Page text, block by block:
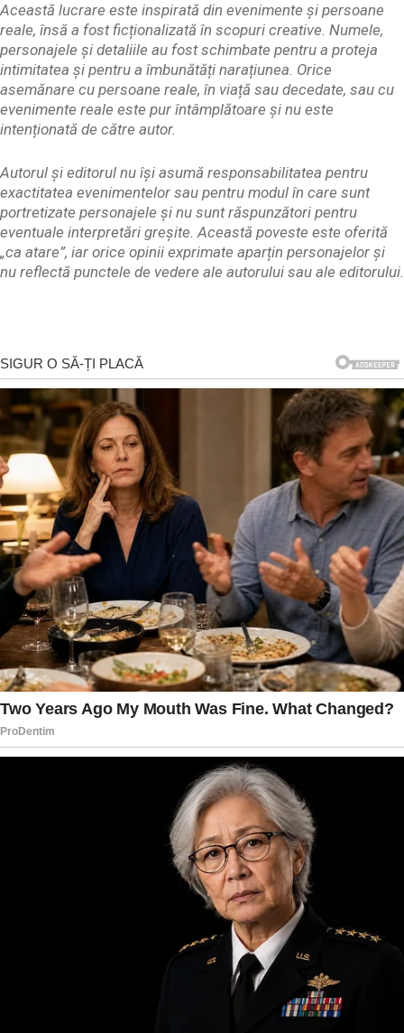
Această lucrare este inspirată din evenimente și persoane
reale, însă a fost ficționalizată în scopuri creative. Numele,
personajele și detaliile au fost schimbate pentru a proteja
intimitatea și pentru a îmbunătăți narațiunea. Orice
asemănare cu persoane reale, în viață sau decedate, sau cu
evenimente reale este pur întâmplătoare și nu este
intenționată de către autor.
Autorul și editorul nu își asumă responsabilitatea pentru
exactitatea evenimentelor sau pentru modul în care sunt
portretizate personajele și nu sunt răspunzători pentru
eventuale interpretări greșite. Această poveste este oferită
„ca atare”, iar orice opinii exprimate aparțin personajelor și
nu reflectă punctele de vedere ale autorului sau ale editorului.